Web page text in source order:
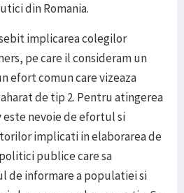
din Romania.
implicarea colegilor
pe care il consideram un
efort comun care vizeaza
de tip 2. Pentru atingerea
nevoie de efortul si
implicati in elaborarea de
publice care sa
de informare a populatiei si